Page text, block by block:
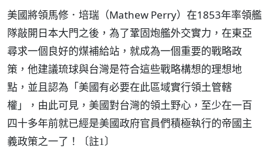
美國將領馬修．培瑞（Mathew Perry）在1853年率領艦
隊敲開日本大門之後，為了鞏固炮艦外交實力，在東亞
尋求一個良好的煤補給站，就成為一個重要的戰略政
策，他建議琉球與台灣是符合這些戰略構想的理想地
點，並且認為「美國有必要在此區域實行領土管轄
權」，由此可見，美國對台灣的領土野心，至少在一百
四十多年前就已經是美國政府官員們積極執行的帝國主
義政策之一了！
〔註1〕